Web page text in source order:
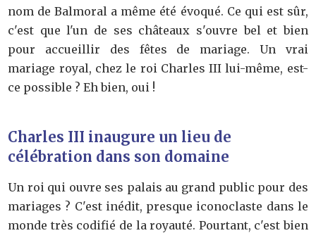
nom de Balmoral a même été évoqué. Ce qui est sûr,
c'est que l'un de ses châteaux s'ouvre bel et bien
pour accueillir des fêtes de mariage. Un vrai
mariage royal, chez le roi Charles III lui-même, est-
ce possible ? Eh bien, oui !
Charles III inaugure un lieu de
célébration dans son domaine
Un roi qui ouvre ses palais au grand public pour des
mariages ? C'est inédit, presque iconoclaste dans le
monde très codifié de la royauté. Pourtant, c'est bien